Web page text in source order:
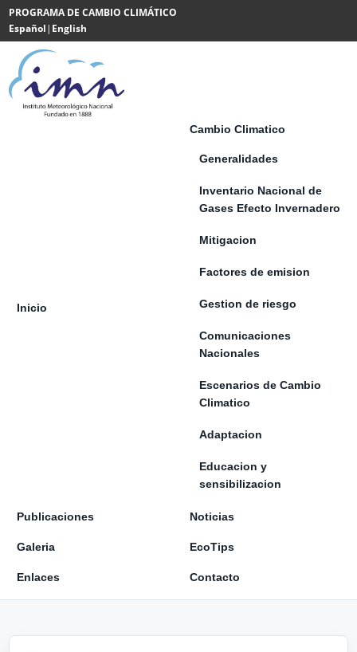
Saltar al contenido
PROGRAMA DE CAMBIO CLIMÁTICO
Español| English
Powered
by
Translate
Inicio
Cambio Climatico
Generalidades
Inventario Nacional de
Gases Efecto Invernadero
Mitigacion
Factores de emision
Gestion de riesgo
Comunicaciones
Nacionales
Escenarios de Cambio
Climatico
Adaptacion
Educacion y
sensibilizacion
Publicaciones Noticias
Galeria EcoTips
Enlaces Contacto